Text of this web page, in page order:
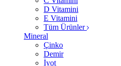
D Vitamini
E Vitamini
Tüm Ürünler
Mineral
Çinko
Demir
İyot